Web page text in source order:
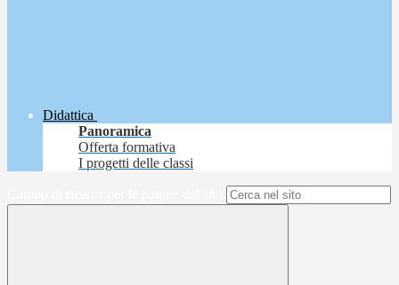
Didattica
Panoramica
Offerta formativa
I progetti delle classi